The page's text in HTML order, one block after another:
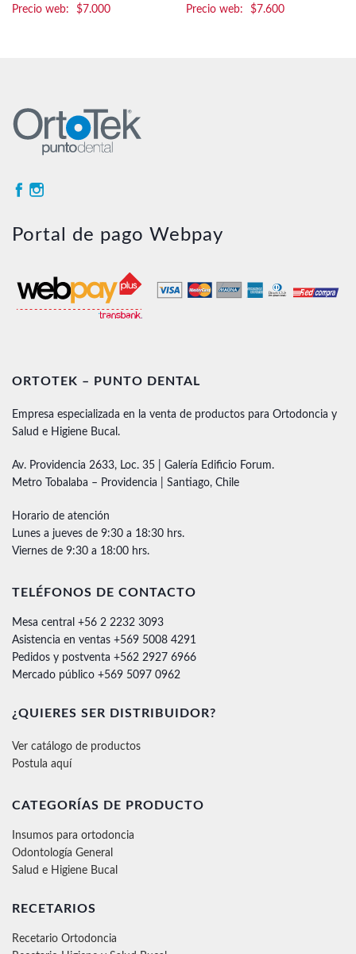
$7.000 $7.600
Portal de pago Webpay
ORTOTEK – PUNTO DENTAL
Empresa especializada en la venta de productos para Ortodoncia y
Salud e Higiene Bucal.
Av. Providencia 2633, Loc. 35 | Galería Edificio Forum.
Metro Tobalaba – Providencia | Santiago, Chile
Horario de atención
Lunes a jueves de 9:30 a 18:30 hrs.
Viernes de 9:30 a 18:00 hrs.
TELÉFONOS DE CONTACTO
Mesa central +56 2 2232 3093
Asistencia en ventas +569 5008 4291
Pedidos y postventa +562 2927 6966
Mercado público +569 5097 0962
¿QUIERES SER DISTRIBUIDOR?
Ver catálogo de productos
Postula aquí
CATEGORÍAS DE PRODUCTO
Insumos para ortodoncia
Odontología General
Salud e Higiene Bucal
RECETARIOS
Recetario Ortodoncia